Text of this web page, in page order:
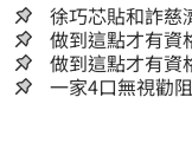
徐巧芯貼和詐慈
翻
做到這點才有資
做到這點才有資
一家4口無視勸